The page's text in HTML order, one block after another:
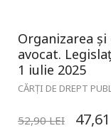
Organizarea
avocat.
1 iulie 2025
CĂRȚI DE DREPT
52,90LEI 47,61